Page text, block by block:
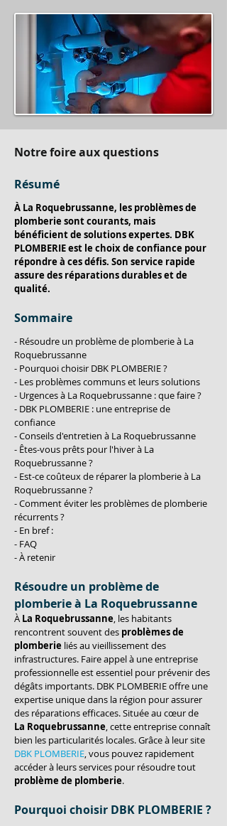
Notre foire aux questions
Résumé
À La Roquebrussanne, les problèmes de
plomberie sont courants, mais
bénéficient de solutions expertes. DBK
PLOMBERIE est le choix de confiance pour
répondre à ces défis. Son service rapide
assure des réparations durables et de
qualité.
Sommaire
- Résoudre un problème de plomberie à La
Roquebrussanne
- Pourquoi choisir DBK PLOMBERIE ?
- Les problèmes communs et leurs solutions
- Urgences à La Roquebrussanne : que faire ?
- DBK PLOMBERIE : une entreprise de
confiance
- Conseils d'entretien à La Roquebrussanne
- Êtes-vous prêts pour l'hiver à La
Roquebrussanne ?
- Est-ce coûteux de réparer la plomberie à La
Roquebrussanne ?
- Comment éviter les problèmes de plomberie
récurrents ?
- En bref :
- FAQ
- À retenir
Résoudre un problème de
plomberie à La Roquebrussanne
À La Roquebrussanne, les habitants
rencontrent souvent des problèmes de
plomberie liés au vieillissement des
infrastructures. Faire appel à une entreprise
professionnelle est essentiel pour prévenir des
dégâts importants. DBK PLOMBERIE offre une
expertise unique dans la région pour assurer
des réparations efficaces. Située au cœur de
La Roquebrussanne, cette entreprise connaît
bien les particularités locales. Grâce à leur site
DBK PLOMBERIE, vous pouvez rapidement
accéder à leurs services pour résoudre tout
problème de plomberie.
Pourquoi choisir DBK PLOMBERIE ?